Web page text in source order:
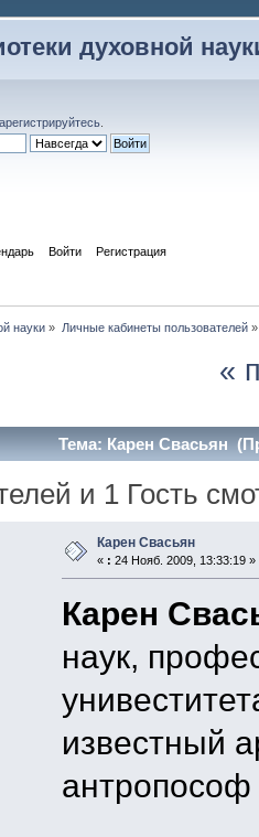
духовной
Войти Регистрация
науки » Личные кабинеты пользователей»
«
Тема: Карен Свасьян
и 1 Гость
Карен Свасьян
« : 24 Нояб. 2009, 13:33:19 »
Карен
наук,
известный